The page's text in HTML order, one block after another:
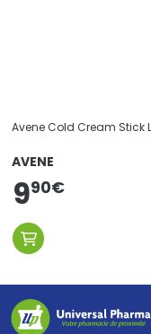
Avene Cold Cream Stick
AVENE
990€